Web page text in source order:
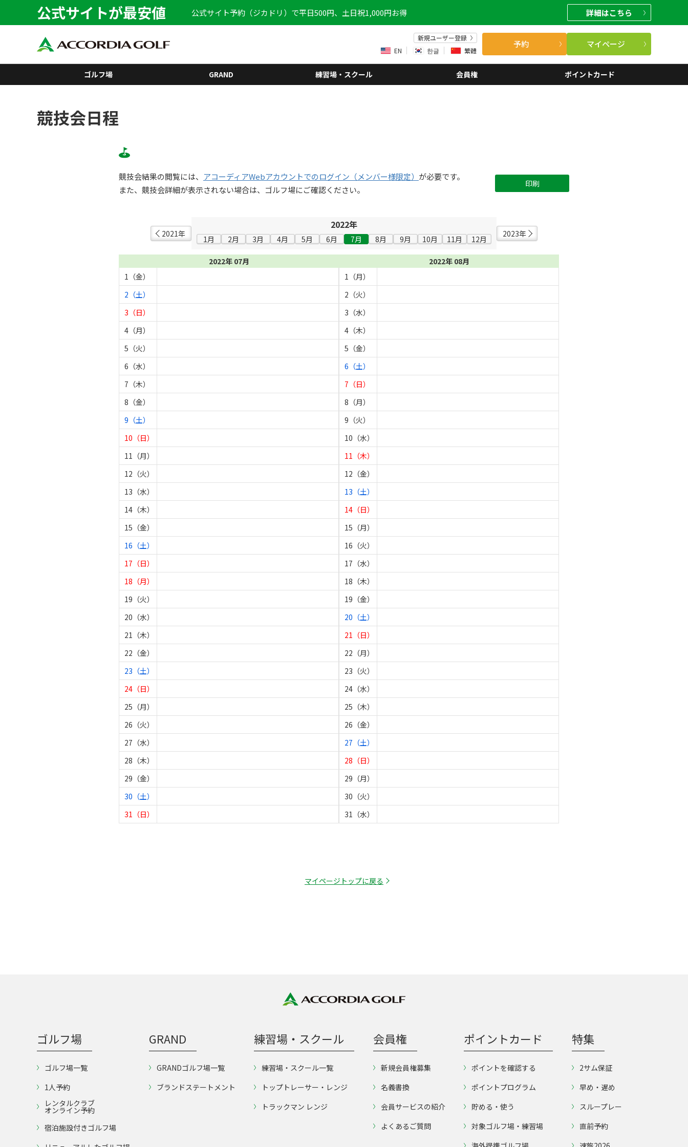
公式サイトが最安値 公式サイト予約（ジカドリ）で平日500円、土日祝1,000円お得 詳細はこちら
新規ユーザー登録
EN
한글 繁體
予約 マイページ
ゴルフ場 GRAND 練習場・スクール 会員権 ポイントカード
競技会日程
競技会結果の閲覧には、 アコーディアWebアカウントでのログイン（メンバー様限定） が必要です。
また、競技会詳細が表示されない場合は、ゴルフ場にご確認ください。
印刷
2021年
2022年
1月 2月 3月 4月 5月 6月 7月 8月 9月 10月 11月 12月
2023年
2022年 07月
1（金）
2（土）
3（日）
4（月）
5（火）
6（水）
7（木）
8（金）
9（土）
10（日）
11（月）
12（火）
13（水）
14（木）
15（金）
16（土）
17（日）
18（月）
19（火）
20（水）
21（木）
22（金）
23（土）
24（日）
25（月）
26（火）
27（水）
28（木）
29（金）
30（土）
31（日）
2022年 08月
1（月）
2（火）
3（水）
4（木）
5（金）
6（土）
7（日）
8（月）
9（火）
10（水）
11（木）
12（金）
13（土）
14（日）
15（月）
16（火）
17（水）
18（木）
19（金）
20（土）
21（日）
22（月）
23（火）
24（水）
25（木）
26（金）
27（土）
28（日）
29（月）
30（火）
31（水）
マイページトップに戻る
ゴルフ場
ゴルフ場一覧
1人予約
レンタルクラブ
オンライン予約
宿泊施設付きゴルフ場
GRAND
GRANDゴルフ場一覧
ブランドステートメント
練習場・スクール
練習場・スクール一覧
トップトレーサー・レンジ
トラックマン レンジ
会員権
新規会員権募集
名義書換
会員サービスの紹介
よくあるご質問
ポイントカード
ポイントを確認する
ポイントプログラム
貯める・使う
対象ゴルフ場・練習場
特集
2サム保証
早め・遅め
スループレー
直前予約